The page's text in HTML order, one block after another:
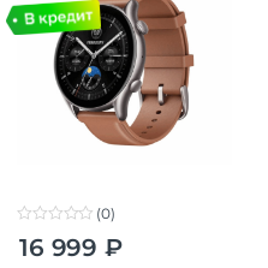
(0)
16 999 ₽